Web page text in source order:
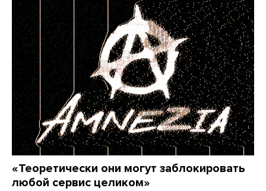
«Теоретически они могут заблокировать
любой сервис целиком»